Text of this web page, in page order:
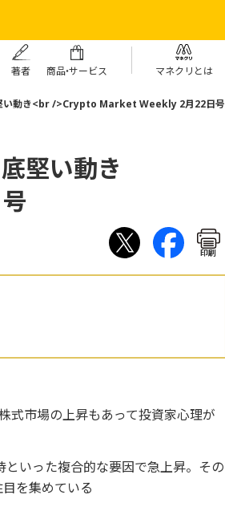
著者 商品・サービス マネクリとは
い動き<br />Crypto Market Weekly 2月22日号
堅い動き
印刷
式市場の上昇もあって投資家心理が
いった複合的な要因で急上昇。その
を集めている